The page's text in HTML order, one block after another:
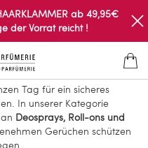
ab 49,95€
der Vorrat reicht !
Tag für ein sicheres
In unserer Kategorie
Deosprays, Roll-ons und
Gerüchen schützen